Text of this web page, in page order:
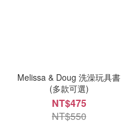
Melissa & Doug 洗澡玩具書
(多款可選)
NT$475
NT$550